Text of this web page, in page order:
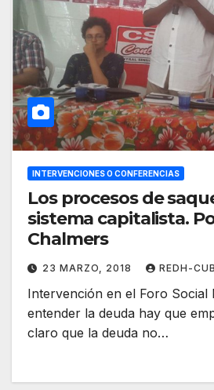
INTERVENCIONES O CONFERENCIAS
Los procesos de
sistema capitalista.
Chalmers
23 MARZO, 2018 REDH-
Intervención en el Foro Social
entender la deuda hay que
claro que la deuda no…